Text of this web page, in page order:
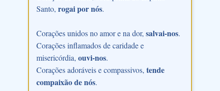
Santo, rogai por nós.
Corações unidos no amor e na dor, salvai-nos.
Corações inflamados de caridade e
misericórdia, ouvi-nos.
Corações adoráveis e compassivos, tende
compaixão de nós.